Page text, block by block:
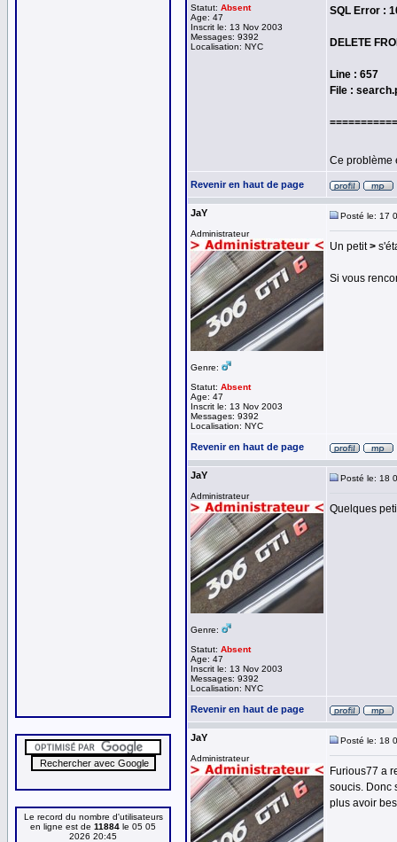
Le record du nombre d'utilisateurs
en ligne est de 11884 le 05 05
2026 20:45
Statut: Absent
Age: 47
Inscrit le: 13 Nov 2003
Messages: 9392
Localisation: NYC
SQL Error :
DELETE
Line : 657
File :
Ce problème
Revenir en haut de page
JaY
Administrateur
Genre:
Statut: Absent
Age: 47
Inscrit le: 13 Nov 2003
Messages: 9392
Localisation: NYC
Posté le: 17
Un petit>
Si vous
Revenir en haut de page
JaY
Administrateur
Genre:
Statut: Absent
Age: 47
Inscrit le: 13 Nov 2003
Messages: 9392
Localisation: NYC
Posté le: 18
Quelques
Revenir en haut de page
JaY
Administrateur
Posté le: 18
Furious77 a
soucis. Donc
plus avoir